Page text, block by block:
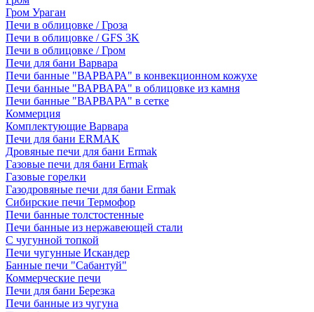
Гром Ураган
Печи в облицовке / Гроза
Печи в облицовке / GFS 3K
Печи в облицовке / Гром
Печи для бани Варвара
Печи банные "ВАРВАРА" в конвекционном кожухе
Печи банные "ВАРВАРА" в облицовке из камня
Печи банные "ВАРВАРА" в сетке
Коммерция
Комплектующие Варвара
Печи для бани ERMAK
Дровяные печи для бани Ermak
Газовые печи для бани Ermak
Газовые горелки
Газодровяные печи для бани Ermak
Сибирские печи Термофор
Печи банные толстостенные
Печи банные из нержавеющей стали
С чугунной топкой
Печи чугунные Искандер
Банные печи "Сабантуй"
Коммерческие печи
Печи для бани Березка
Печи банные из чугуна